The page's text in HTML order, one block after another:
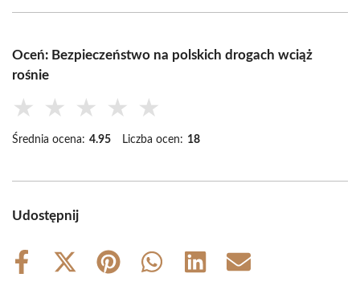
Oceń: Bezpieczeństwo na polskich drogach wciąż
rośnie
★ ★ ★ ★ ★
Średnia ocena: 4.95 Liczba ocen: 18
Udostępnij
Share
Share
Share
Share
Share
Share